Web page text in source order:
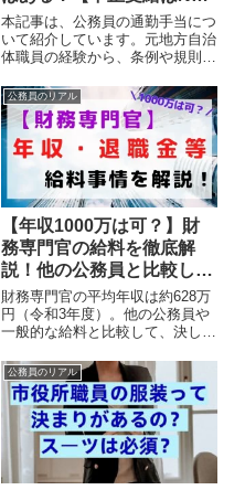
です！】
本記事は、公務員の通勤手当につ
いて紹介しています。元地方自治
体職員の経験から、条例や規則等
わるルールを詳しく解説していま
す。不正受給はNGですが、お得
にもらう方法についても紹介して
いますのでぜひご参考にくださ
い！
公務員のリアル
【年収1000万は可？】財
務専門官の給料を徹底解
説！他の公務員と比較しま
した！
財務専門官の平均年収は約628万
円（令和3年度）。他の公務員や
一般的な給料と比較して、決して
財務専門官の給料を徹底解説し、
「年収1000万円は可能か？」に
ついても紹介していきます。公務
員を目指す方はぜひご参考に！
公務員のリアル